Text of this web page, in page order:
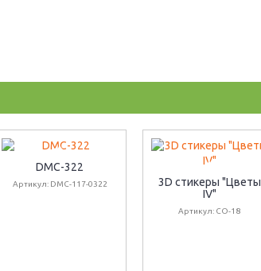
DMC-322
Артикул: DMC-117-0322
3D стикеры "Цветы
IV"
Артикул: CO-18